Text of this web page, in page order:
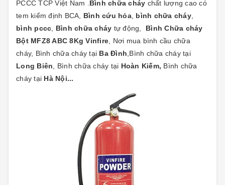
PCCC TCP Việt Nam Bình chữa cháy chất lượng cao có
tem kiểm định BCA, Bình cứu hỏa, bình chữa cháy,
bình pccc
Bình chữa cháy tự động,
Bình Chữa cháy
Bột MFZ8 ABC 8Kg Vinfire , Nơi mua bình cầu chữa
cháy, Bình chữa cháy tại Ba Đình ,Bình chữa cháy tại
Long Biên , Bình chữa cháy tại Hoàn Kiếm, Bình chữa
cháy tại Hà Nội...